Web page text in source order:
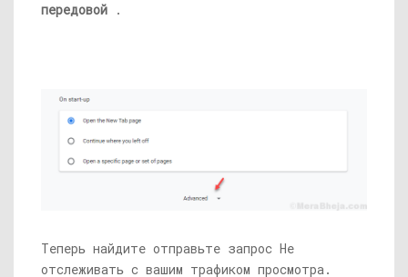
передовой .
Теперь найдите отправьте запрос Не
отслеживать с вашим трафиком просмотра.